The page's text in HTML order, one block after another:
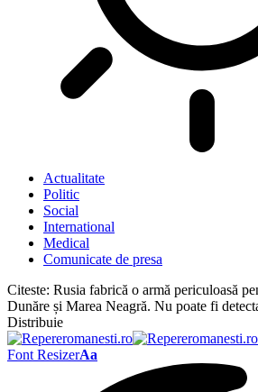
Actualitate
Politic
Social
International
Medical
Comunicate de presa
Citeste: Rusia fabrică o armă periculoasă
Dunăre și Marea Neagră. Nu poate fi
Distribuie
Font ResizerAa